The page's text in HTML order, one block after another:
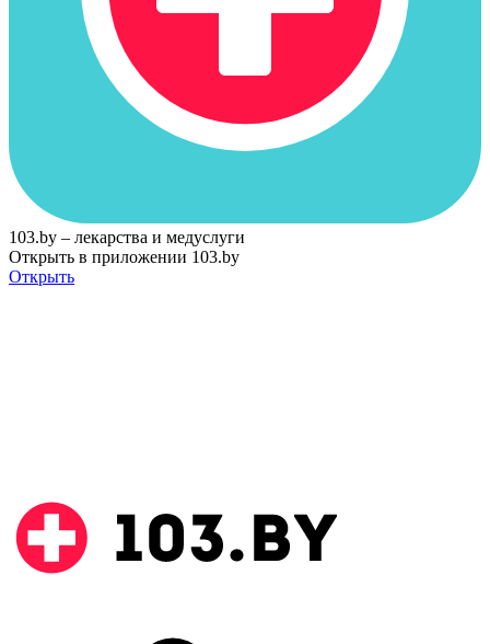
103.by – лекарства и медуслуги
Открыть в приложении 103.by
Открыть